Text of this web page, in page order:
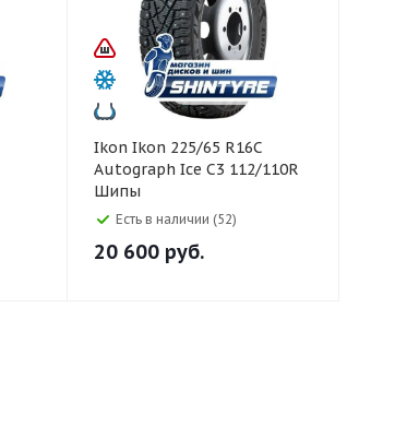
Ikon Ikon 225/65 R16C
Autograph Ice C3 112/110R
Шипы
Есть в наличии (52)
20 600 руб.